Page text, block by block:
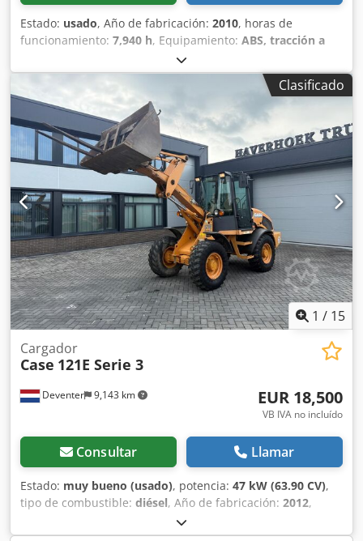
Estado: usado, Año de fabricación: 2010, horas de
funcionamiento: 7,940 h, Equipamiento: ABS, tracción a
, MINIESTACIÓN DE EXCAVACIÓN CASE
Tipo: WX165 (Excavadora hidráulica) Número de
homologación: N211 Fabricante del motor: Case Potencia
del motor: 105 kW Horas de funcionamiento: 7940 h Peso
máximo permitido: 18 000 kg Longitud para el transporte:
8,19 m Ancho para el transporte: 1,91 m Altura para el
transporte: 2,89 m Color: Amarillo - Control mediante
joystick - Pala niveladora - Cámara Con gusto le brindamos
apoyo también en el ámbito de la
financiación/arrendamiento a través de nuestros socios.
Dsdpezripcofx Alaokr Todos los datos son orientativos.
Salvo error y omisión.
Clasificado
1 / 15
Deventer 9,143 km
Cargador
Case 121E Serie 3
EUR 18,500
VB IVA no incluído
Consultar Llamar
Estado: muy bueno (usado), potencia: 47 kW (63.90 CV),
tipo de combustible: diésel, Año de fabricación: 2012,
1,060 h
adicionales = - Control con 2 pedales - Cabina cerrada =